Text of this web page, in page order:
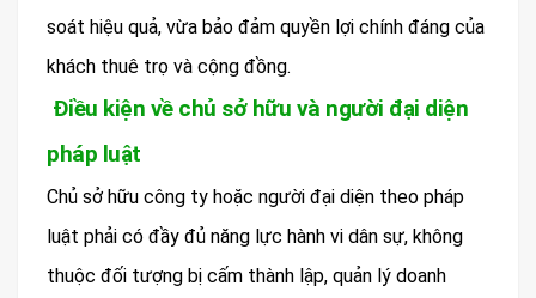
soát hiệu quả, vừa bảo đảm quyền lợi chính đáng của
khách thuê trọ và cộng đồng.
Điều kiện về chủ sở hữu và người đại diện
pháp luật
Chủ sở hữu công ty hoặc người đại diện theo pháp
luật phải có đầy đủ năng lực hành vi dân sự, không
thuộc đối tượng bị cấm thành lập, quản lý doanh